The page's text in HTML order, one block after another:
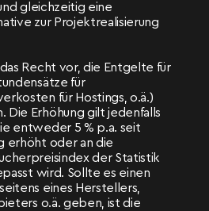
gleichzeitig eine
zur Projektrealisierung
Recht vor, die Entgelte für
für
für Hostings, o.ä.)
Die Erhöhung gilt jedenfalls
entweder 5 % p.a. seit
erhöht oder an die
der Statistik
wird. Sollte es einen
eines Herstellers,
o.ä. geben, ist die